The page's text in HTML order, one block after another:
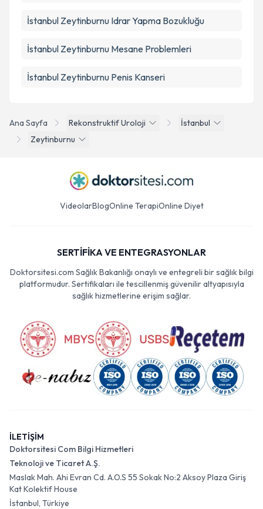
Ana Sayfa Rekonstruktif Uroloji
İstanbul
Zeytinburnu
İstanbul Zeytinburnu Idrar Yapma Bozukluğu
İstanbul Zeytinburnu Mesane Problemleri
İstanbul Zeytinburnu Penis Kanseri
VideolarBlogOnline TerapiOnline Diyet
SERTİFİKA VE ENTEGRASYONLAR
Doktorsitesi.com Sağlık Bakanlığı onaylı ve entegreli bir sağlık bilgi
platformudur. Sertifikaları ile tescillenmiş güvenilir altyapısıyla
sağlık hizmetlerine erişim sağlar.
İLETİŞİM
Doktorsitesi Com Bilgi Hizmetleri
Teknoloji ve Ticaret A.Ş.
Maslak Mah. Ahi Evran Cd. A.O.S 55 Sokak No:2 Aksoy Plaza Giriş
Kat Kolektif House
İstanbul, Türkiye